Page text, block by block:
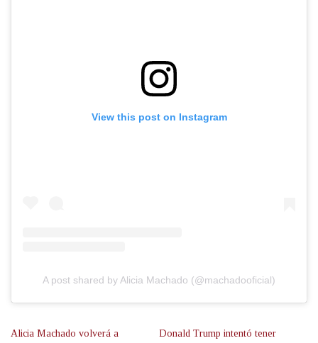
View this post on Instagram
A post shared by Alicia Machado (@machadooficial)
Alicia Machado volverá a
Donald Trump intentó tener